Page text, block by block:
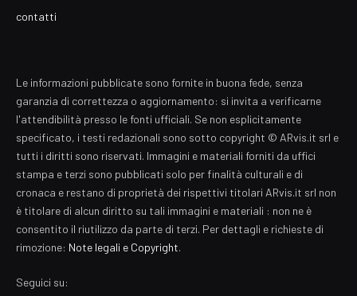
contatti
Le informazioni pubblicate sono fornite in buona fede, senza
garanzia di correttezza o aggiornamento: si invita a verificarne
l'attendibilità presso le fonti ufficiali. Se non esplicitamente
specificato, i testi redazionali sono sotto copyright © ARvis.it srl e
tutti i diritti sono riservati. Immagini e materiali forniti da uffici
stampa e terzi sono pubblicati solo per finalità culturali e di
cronaca e restano di proprietà dei rispettivi titolari ARvis.it srl non
è titolare di alcun diritto su tali immagini e materiali : non ne è
consentito il riutilizzo da parte di terzi. Per dettagli e richieste di
rimozione: Note legali e Copyright.
Seguici su: